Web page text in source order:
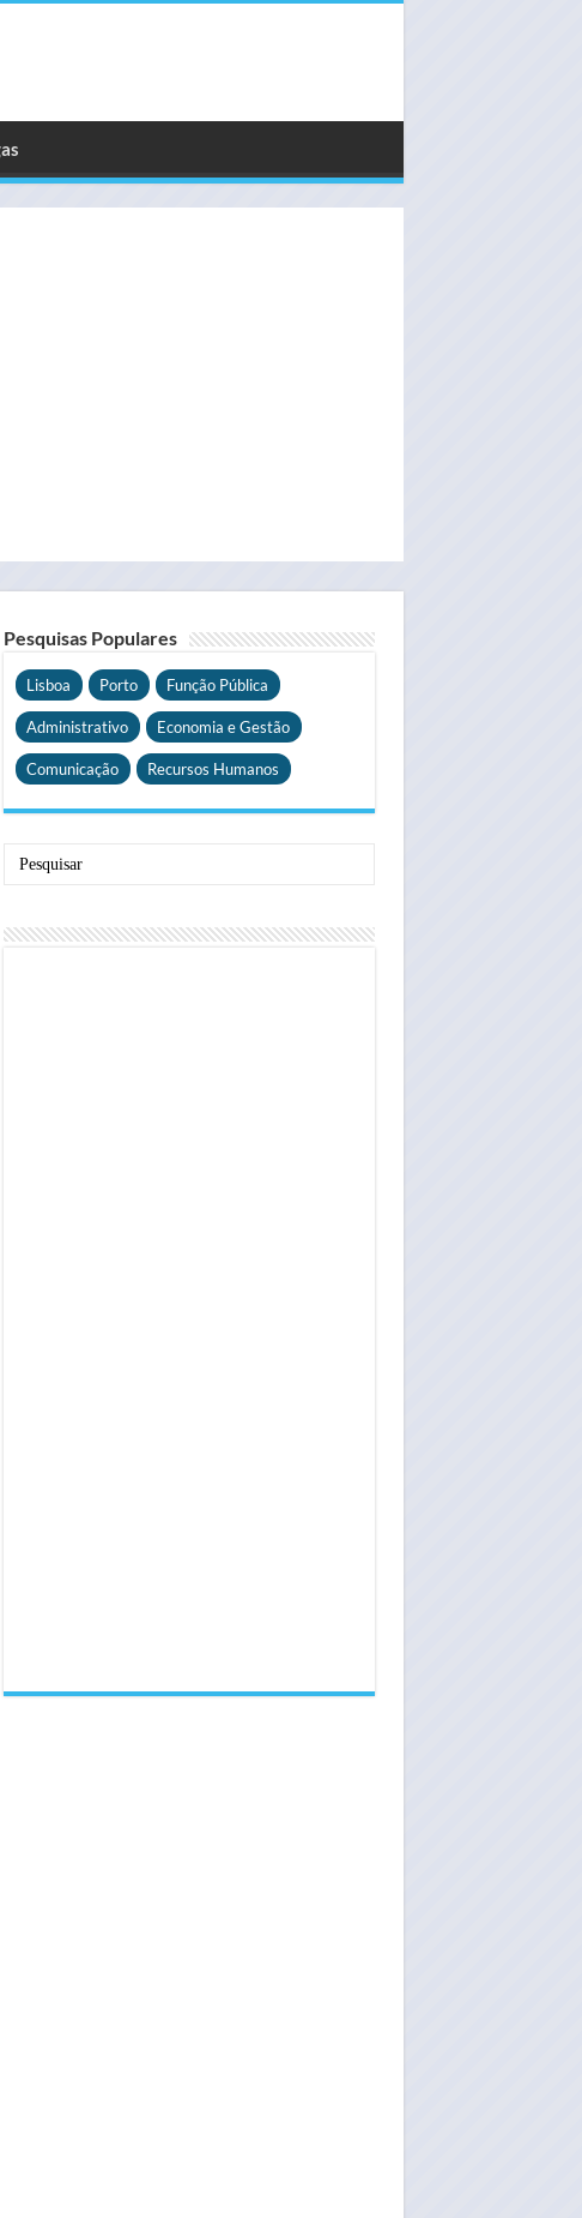
Pesquisas Populares
Lisboa Porto Função Pública
Administrativo Economia e Gestão
Comunicação Recursos Humanos